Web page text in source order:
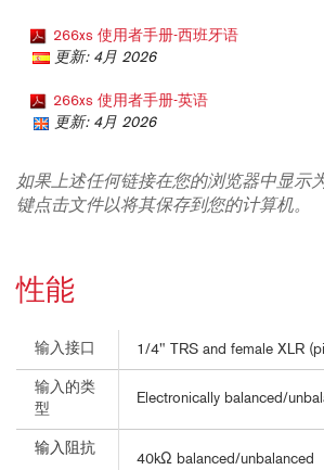
266xs 使用者手册-西班牙语
更新: 4月 2026
266xs 使用者手册-英语
更新: 4月 2026
如果上述任何链接在您的浏览器中显示
键点击文件以将其保存到您的计算机。
性能
输入接口 1/4" TRS and female XLR
输入的类
型
Electronically balanced/
输入阻抗
40kΩ balanced/unbalanced